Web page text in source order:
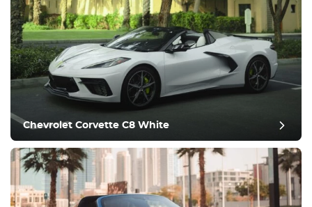
Chevrolet Corvette C8 White